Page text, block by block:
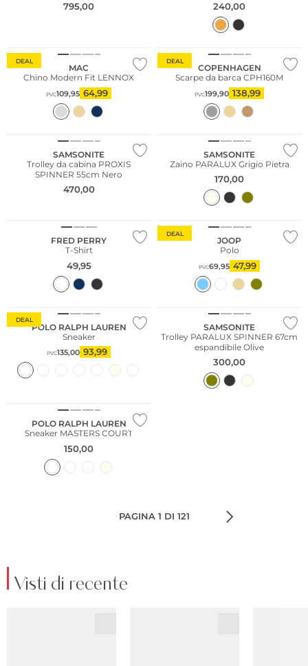
795,00 240,00
DEAL
MAC
Chino Modern Fit LENNOX
PVC109,95 64,99
DEAL
COPENHAGEN
Scarpe da barca CPH160M
PVC199,90 138,99
SAMSONITE
Trolley da cabina PROXIS
SPINNER 55cm Nero
470,00
SAMSONITE
Zaino PARALUX Grigio Pietra
170,00
FRED PERRY
T-Shirt
49,95
DEAL
JOOP
Polo
PVC69,95 47,99
DEAL
POLO RALPH LAUREN
Sneaker
PVC135,00 93,99
SAMSONITE
Trolley PARALUX SPINNER 67cm
espandibile Olive
300,00
POLO RALPH LAUREN
Sneaker MASTERS COURT
150,00
PAGINA 1 DI 121
Visti di recente